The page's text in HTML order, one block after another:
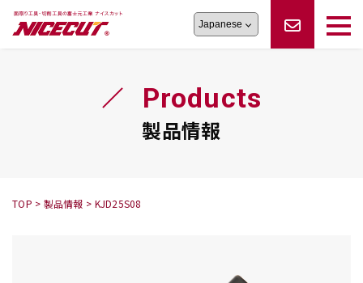
旋盤工具シリーズ
シリーズ
オーダー品依頼
フェイス・ショルダーシリーズかんたんオーダー
トラブルシューティング
ロックピンの逆ジメに注意
Products
製品情報
TOP > 製品情報 > KJD25S08